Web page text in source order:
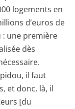
logements en
d’euros de
: une première
dès
il faut
et donc, là, il
[du